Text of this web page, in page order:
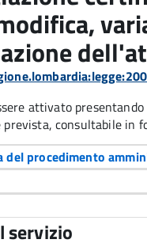
attivato
consultabile in
del procedimento
servizio